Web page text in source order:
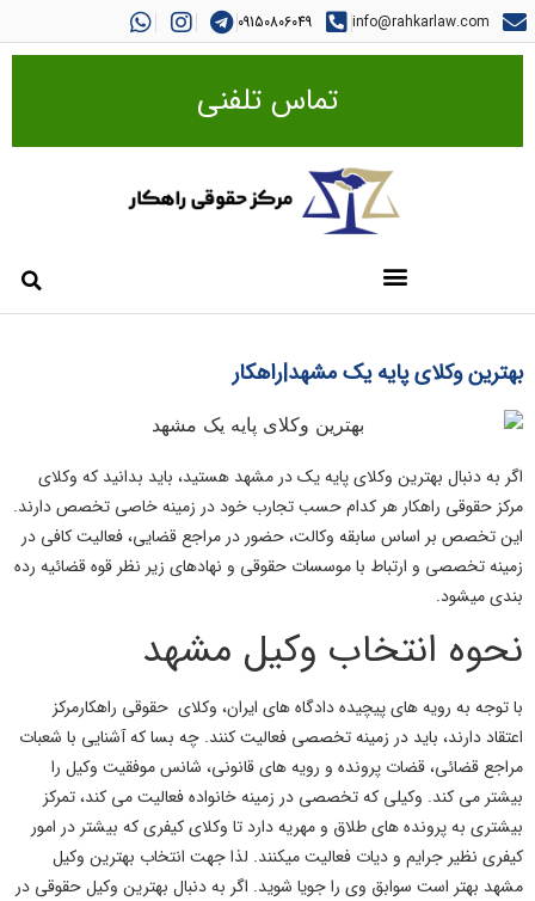
info@rahkarlaw.com
09150806049
تماس تلفنی
بهترین وکلای پایه یک مشهد|راهکار
اگر به دنبال بهترین وکلای پایه یک در مشهد هستید، باید بدانید که وکلای
مرکز حقوقی راهکار هر کدام حسب تجارب خود در زمینه خاصی تخصص دارند.
این تخصص بر اساس سابقه وکالت، حضور در مراجع قضایی، فعالیت کافی در
زمینه تخصصی و ارتباط با موسسات حقوقی و نهادهای زیر نظر قوه قضائیه رده
بندی میشود.
نحوه انتخاب وکیل مشهد
با توجه به رویه های پیچیده دادگاه های ایران، وکلای حقوقی راهکارمرکز
اعتقاد دارند، باید در زمینه تخصصی فعالیت کنند. چه بسا که آشنایی با شعبات
مراجع قضائی، قضات پرونده و رویه های قانونی، شانس موفقیت وکیل را
بیشتر می کند. وکیلی که تخصصی در زمینهخانواده فعالیت می کند، تمرکز
بیشتری به پرونده های طلاق و مهریه دارد تا وکلای کیفری که بیشتر در امور
کیفری نظیر جرایم و دیات فعالیت میکنند. لذا جهت انتخاب بهترین وکیل
مشهد بهتر است سوابق وی را جویا شوید. اگر به دنبال بهترین وکیل حقوقی در